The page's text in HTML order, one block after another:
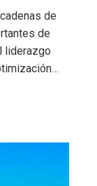
de
de
liderazgo